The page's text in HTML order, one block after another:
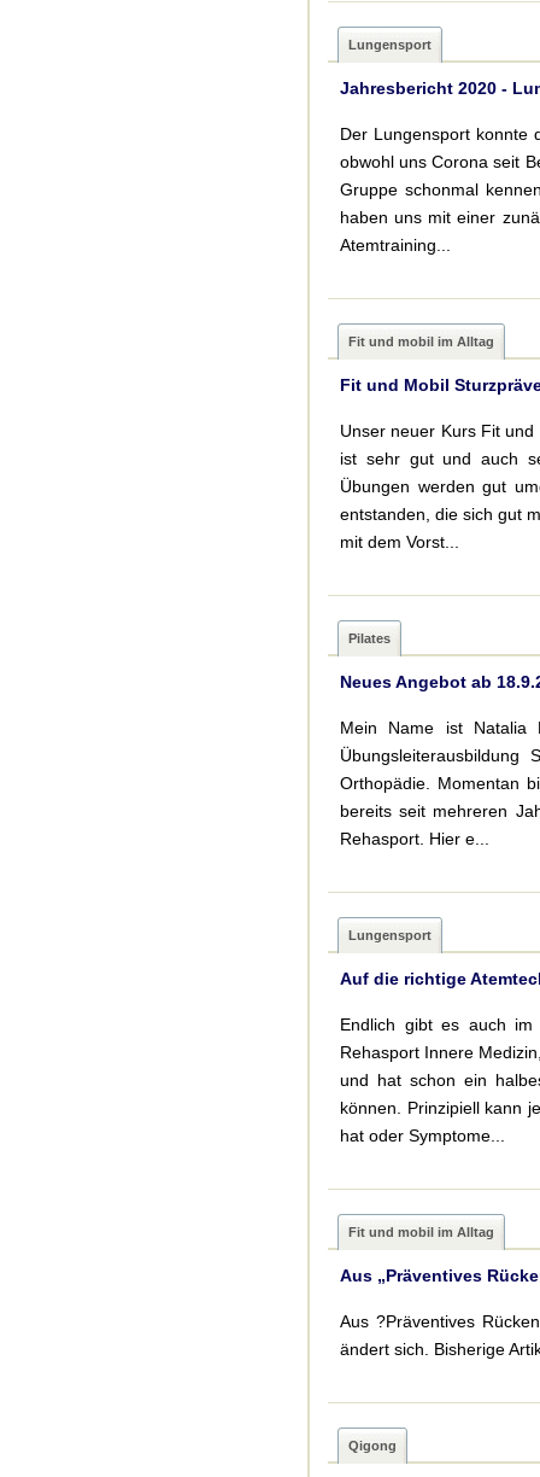
Lungensport
Jahresbericht 2020 -
Der Lungensport konnte
obwohl uns Corona seit
Gruppe schonmal
haben uns mit einer
Atemtraining...
Fit und mobil im Alltag
Fit und Mobil
Unser neuer Kurs Fit
ist sehr gut und auch
Übungen werden gut
entstanden, die sich gut
mit dem Vorst...
Pilates
Neues Angebot ab
Mein Name ist Natalia
Orthopädie. Momentan
bereits seit mehreren
Rehasport. Hier e...
Lungensport
Auf die richtige
Endlich gibt es auch im
Rehasport Innere
und hat schon ein
können. Prinzipiell kann
hat oder Symptome...
Fit und mobil im Alltag
Aus „Präventives
Aus ?Präventives
ändert sich. Bisherige
Qigong